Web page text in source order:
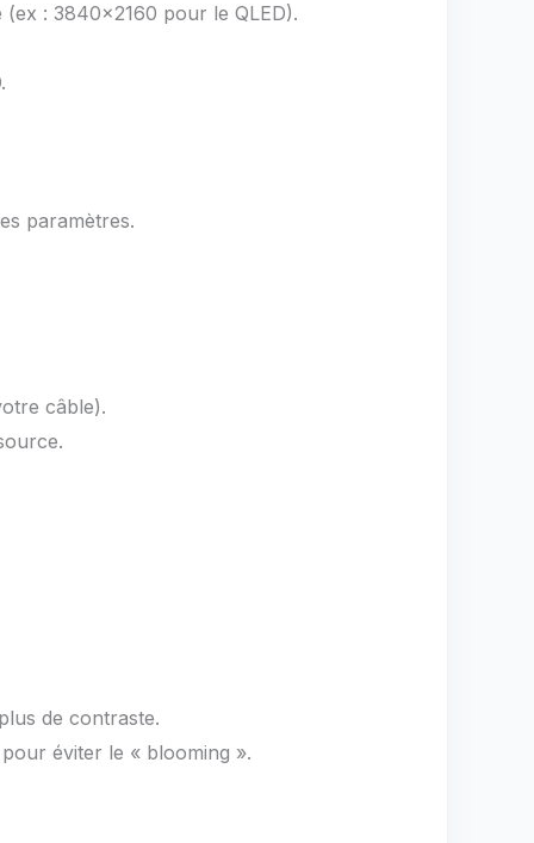
: 3840×2160 pour le QLED).
paramètres.
câble).
de contraste.
éviter le « blooming ».